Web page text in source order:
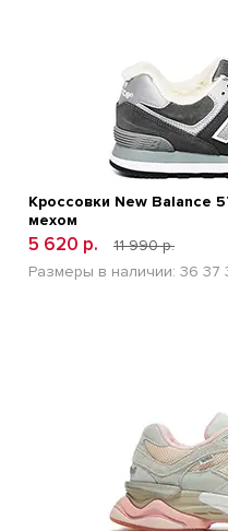
Кроссовки New Balance
мехом
5 620 р.
11 990 р.
Размеры в наличии: 36 37